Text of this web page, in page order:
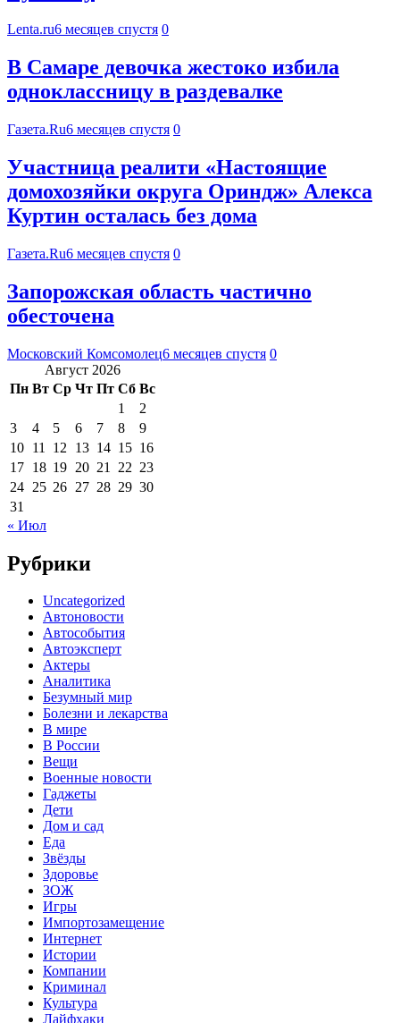
Lenta.ru6 месяцев спустя 0
В Самаре девочка жестоко избила
одноклассницу в раздевалке
Газета.Ru6 месяцев спустя 0
Участница реалити «Настоящие
домохозяйки округа Ориндж» Алекса
Куртин осталась без дома
Газета.Ru6 месяцев спустя 0
Запорожская область частично
обесточена
Московский Комсомолец6 месяцев спустя 0
Август 2026
Пн Вт Ср Чт Пт Сб Вс
1
2
3
4 5 6 7 8
9
10 11 12 13 14 15 16
17 18 19 20 21 22 23
24 25 26 27 28 29 30
31
« Июл
Рубрики
Uncategorized
Автоновости
Автособытия
Автоэксперт
Актеры
Аналитика
Безумный мир
Болезни и лекарства
В мире
В России
Вещи
Военные новости
Гаджеты
Дети
Дом и сад
Еда
Звёзды
Здоровье
ЗОЖ
Игры
Импортозамещение
Интернет
Истории
Компании
Криминал
Культура
Лайфхаки